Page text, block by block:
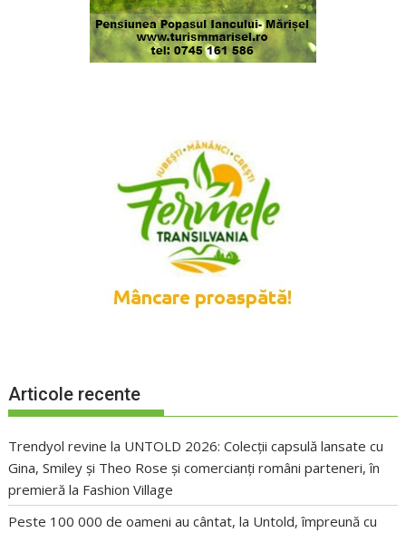
Articole recente
Trendyol revine la UNTOLD 2026: Colecții capsulă lansate cu
Gina, Smiley și Theo Rose și comercianți români parteneri, în
premieră la Fashion Village
Peste 100 000 de oameni au cântat, la Untold, împreună cu